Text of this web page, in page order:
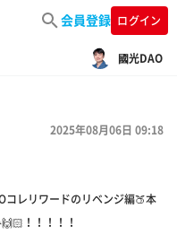
会員登録 ログイン
國光DAO
2025年08月06日 09:18
コレリワードのリベンジ編🍑本
！！！！！